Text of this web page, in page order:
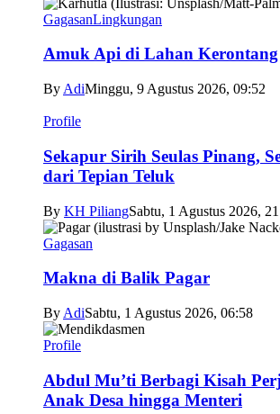
GagasanLingkungan
Amuk Api di Lahan Kerontang
By AdiMinggu, 9 Agustus 2026, 09:52
Profile
Sekapur Sirih Seulas Pinang,
dari Tepian Teluk
By KH PiliangSabtu, 1 Agustus 2026,
Gagasan
Makna di Balik Pagar
By AdiSabtu, 1 Agustus 2026, 06:58
Profile
Abdul Mu’ti Berbagi Kisah
Anak Desa hingga Menteri